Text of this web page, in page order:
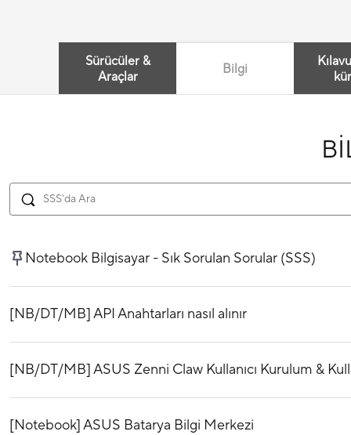
Sürücüler &
Araçlar
Bilgi
Notebook Bilgisayar - Sık Sorulan Sorular (SSS)
[NB/DT/MB] API Anahtarları nasıl alınır
[NB/DT/MB] ASUS Zenni Claw Kullanıcı Kurulum &
[Notebook] ASUS Batarya Bilgi Merkezi